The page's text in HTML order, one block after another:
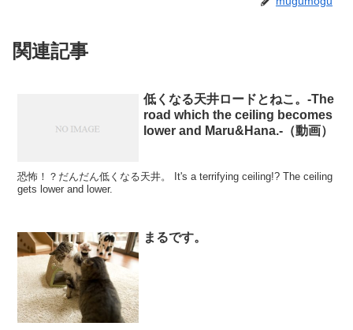
関連記事
低くなる天井ロードとねこ。-The
road which the ceiling becomes
lower and Maru&Hana.-（動画）
恐怖！？だんだん低くなる天井。 It's a terrifying ceiling!? The ceiling
gets lower and lower.
まるです。